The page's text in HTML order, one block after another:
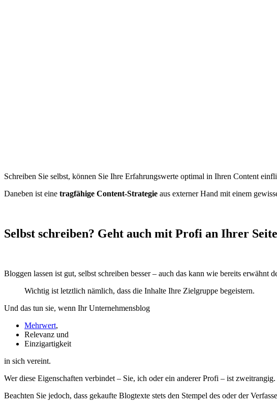
Schreiben Sie selbst, können Sie Ihre Erfahrungswerte optimal in Ihren Content
Daneben ist eine tragfähige Content-Strategie aus externer Hand mit einem
Selbst schreiben? Geht auch mit Profi an Ihrer Seite
Bloggen lassen ist gut, selbst schreiben besser – auch das kann wie bereits
Wichtig ist letztlich nämlich, dass die Inhalte Ihre Zielgruppe begeistern.
Und das tun sie, wenn Ihr Unternehmensblog
Mehrwert,
Relevanz und
Einzigartigkeit
in sich vereint.
Wer diese Eigenschaften verbindet – Sie, ich oder ein anderer Profi – ist zweitrangig.
Beachten Sie jedoch, dass gekaufte Blogtexte stets den Stempel des oder der